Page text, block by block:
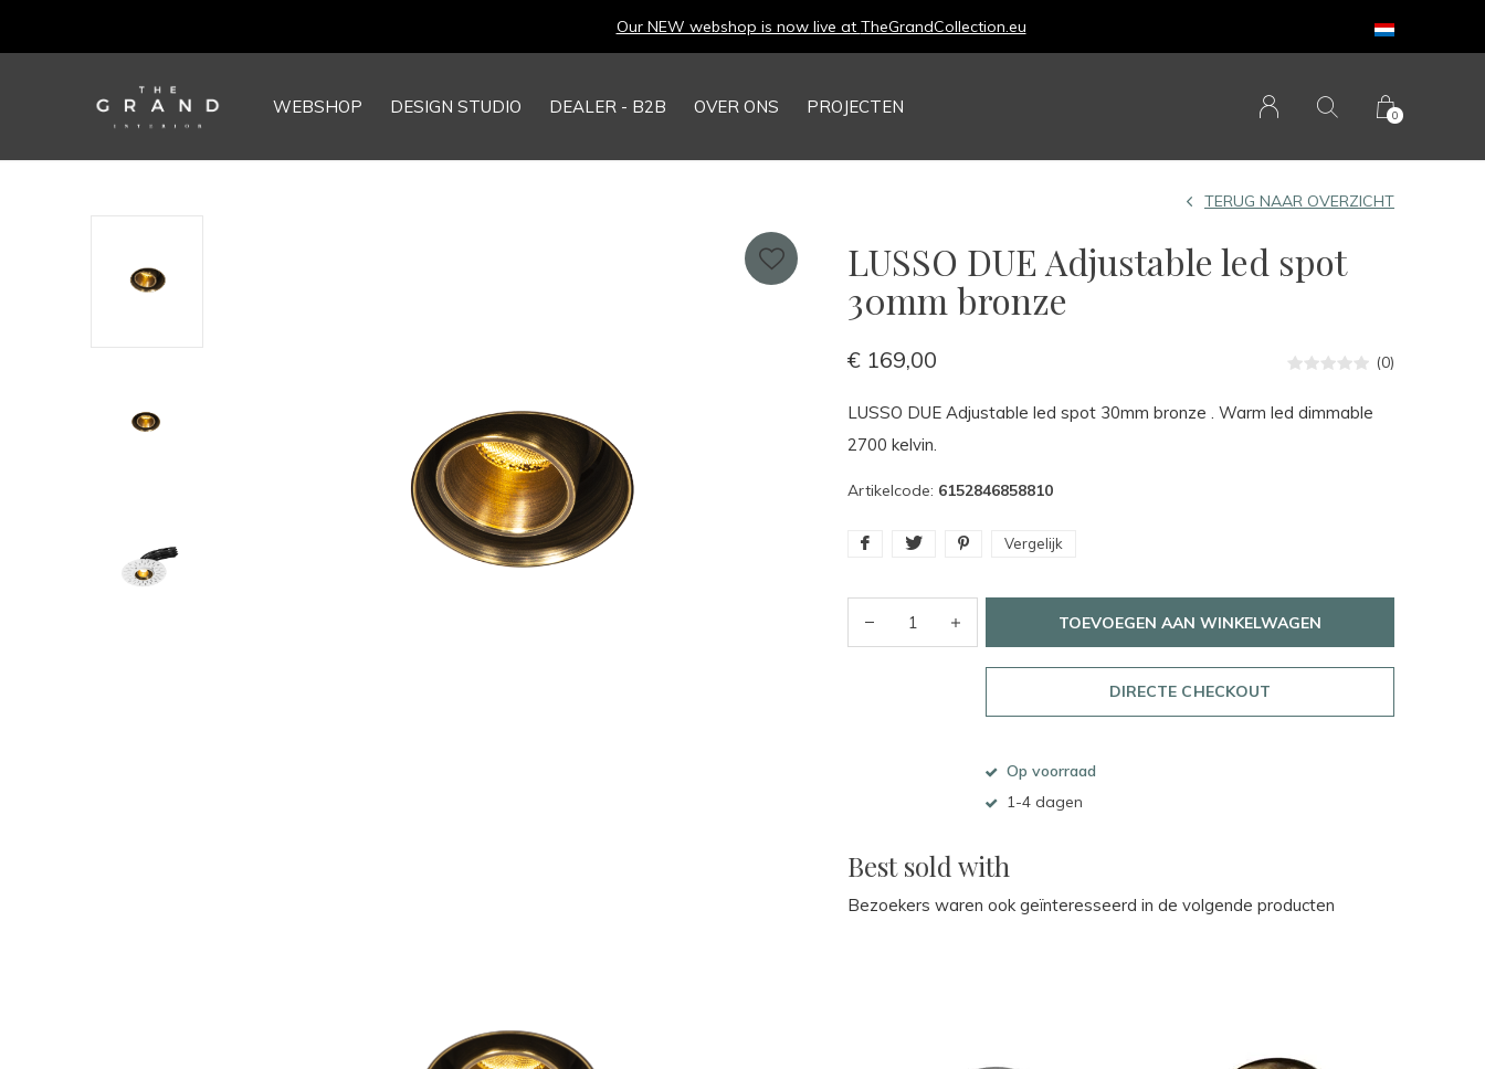
WEBSHOP DESIGN STUDIO DEALER - B2B OVER ONS PROJECTEN 0
Our NEW webshop is now live atTheGrandCollection.eu
LUSSO DUE Adjustable led spot
30mm bronze
TERUG NAAR OVERZICHT
€ 169,00 (0)
LUSSO DUE Adjustable led spot 30mm bronze . Warm led dimmable
2700 kelvin.
Artikelcode: 6152846858810
Vergelijk
TOEVOEGEN AAN WINKELWAGEN
DIRECTE CHECKOUT
Op voorraad
1-4 dagen
Best sold with
Bezoekers waren ook geïnteresseerd in de volgende producten